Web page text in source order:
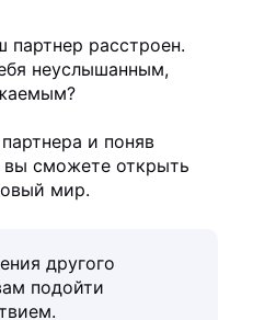
расстроен.
неуслышанным,
и поняв
вы сможете открыть
мир.
другого
подойти